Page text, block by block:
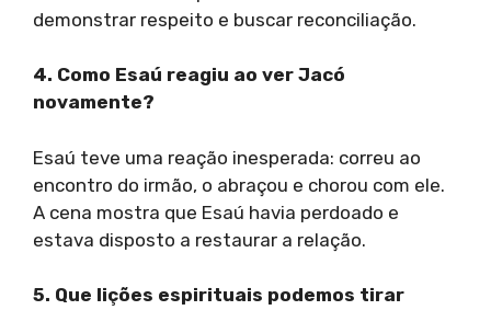
demonstrar respeito e buscar reconciliação.
4. Como Esaú reagiu ao ver Jacó
novamente?
Esaú teve uma reação inesperada: correu ao
encontro do irmão, o abraçou e chorou com ele.
A cena mostra que Esaú havia perdoado e
estava disposto a restaurar a relação.
5. Que lições espirituais podemos tirar